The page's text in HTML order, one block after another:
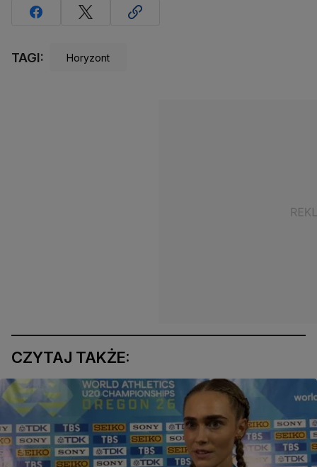
TAGI: Horyzont
CZYTAJ TAKŻE: